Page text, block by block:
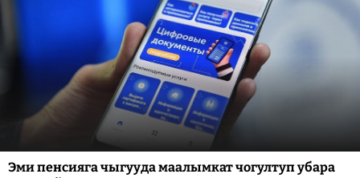
Эми пенсияга чыгууда маалымкат чогултуп убара